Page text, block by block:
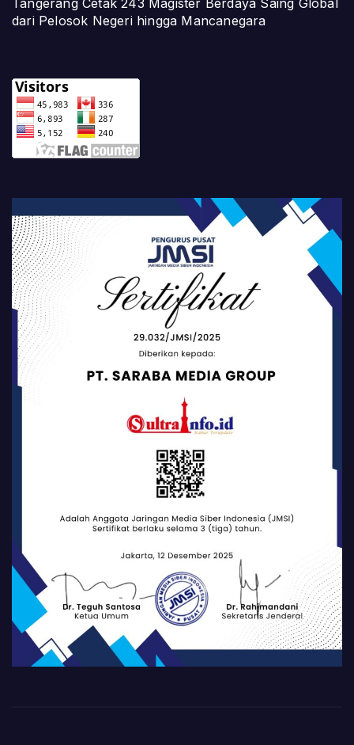
dari Pelosok Negeri hingga Mancanegara